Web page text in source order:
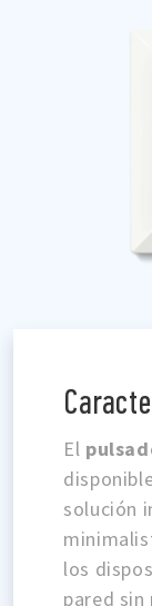
El
solución
los
pared sin